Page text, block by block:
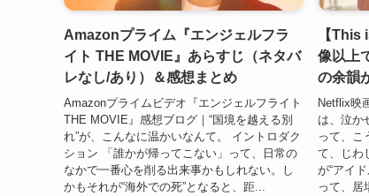
Amazonプライム『エンジェルフラ
イト THE MOVIE』あらすじ（ネタバ
レなし/あり）＆感想まとめ
Amazonプライムビデオ『エンジェルフライト
THE MOVIE』感想ブログ｜“国境を越える別
れ”が、こんなに温かいなんて。 イントロダク
ション 「誰かが帰ってこない」って、日常の
なかで一番心を削る出来事かもしれない。し
かもそれが“海外での死”となると、距...
【This
像以上
の余韻
Netflix映
は、泣か
って、こ
て、じわ
が“アイ
って、居